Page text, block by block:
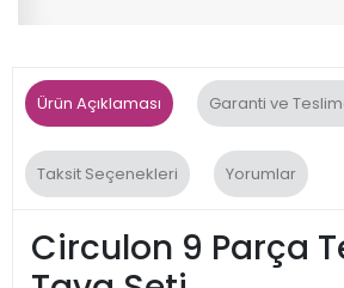
Ürün Açıklaması Garanti ve
Taksit Seçenekleri Yorumlar
Circulon 9 Parça